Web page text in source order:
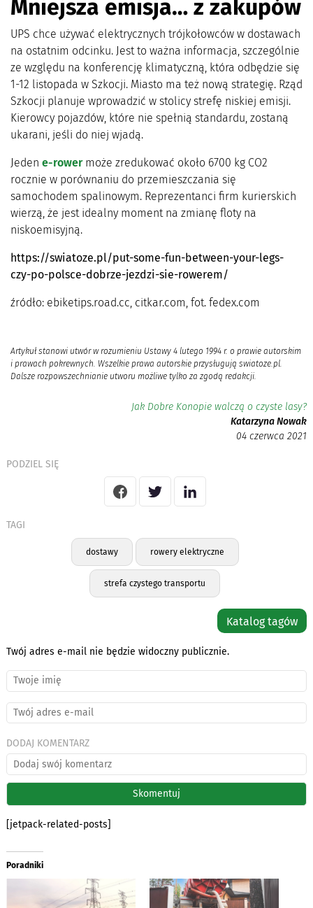
Mniejsza emisja… z zakupów
UPS chce używać elektrycznych trójkołowców w dostawach
na ostatnim odcinku. Jest to ważna informacja, szczególnie
ze względu na konferencję klimatyczną, która odbędzie się
1-12 listopada w Szkocji. Miasto ma też nową strategię. Rząd
Szkocji planuje wprowadzić w stolicy strefę niskiej emisji.
Kierowcy pojazdów, które nie spełnią standardu, zostaną
ukarani, jeśli do niej wjadą.
Jeden e-rowermoże zredukować około 6700 kg CO2
rocznie w porównaniu do przemieszczania się
samochodem spalinowym. Reprezentanci firm kurierskich
wierzą, że jest idealny moment na zmianę floty na
niskoemisyjną.
https://swiatoze.pl/put-some-fun-between-your-legs-
czy-po-polsce-dobrze-jezdzi-sie-rowerem/
źródło: ebiketips.road.cc, citkar.com, fot. fedex.com
Artykuł stanowi utwór w rozumieniu Ustawy 4 lutego 1994 r. o prawie autorskim
i prawach pokrewnych. Wszelkie prawa autorskie przysługują swiatoze.pl.
Dalsze rozpowszechnianie utworu możliwe tylko za zgodą redakcji.
Jak Dobre Konopie walczą o czyste lasy?
Katarzyna Nowak
04 czerwca 2021
PODZIEL SIĘ
TAGI
dostawy rowery elektryczne
strefa czystego transportu
Katalog tagów
Twój adres e-mail nie będzie widoczny publicznie.
DODAJ KOMENTARZ
[jetpack-related-posts]
Poradniki